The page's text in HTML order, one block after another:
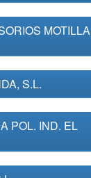
MOTILLA
S.L.
POL. IND. EL